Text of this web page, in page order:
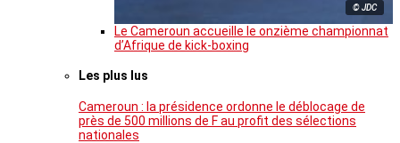
© JDC
Le Cameroun accueille le onzième championnat
d’Afrique de kick-boxing
Les plus lus
Cameroun : la présidence ordonne le déblocage de
près de 500 millions de F au profit des sélections
nationales